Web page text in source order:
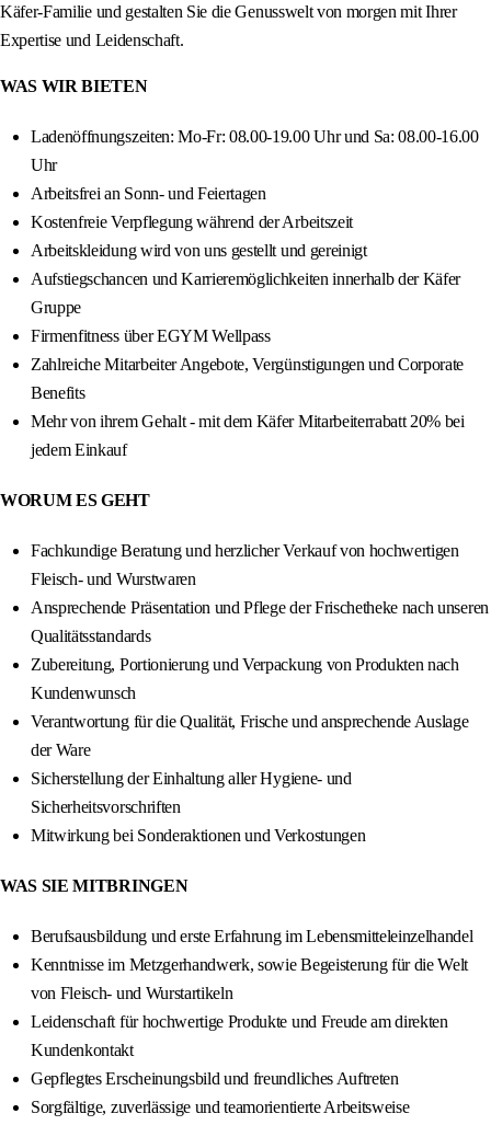
Käfer-Familie und gestalten Sie die Genusswelt von morgen mit Ihrer
Expertise und Leidenschaft.
WAS WIR BIETEN
Ladenöffnungszeiten: Mo-Fr: 08.00-19.00 Uhr und Sa: 08.00-16.00
Uhr
Arbeitsfrei an Sonn- und Feiertagen
Kostenfreie Verpflegung während der Arbeitszeit
Arbeitskleidung wird von uns gestellt und gereinigt
Aufstiegschancen und Karrieremöglichkeiten innerhalb der Käfer
Gruppe
Firmenfitness über EGYM Wellpass
Zahlreiche Mitarbeiter Angebote, Vergünstigungen und Corporate
Benefits
Mehr von ihrem Gehalt - mit dem Käfer Mitarbeiterrabatt 20% bei
jedem Einkauf
WORUM ES GEHT
Fachkundige Beratung und herzlicher Verkauf von hochwertigen
Fleisch- und Wurstwaren
Ansprechende Präsentation und Pflege der Frischetheke nach unseren
Qualitätsstandards
Zubereitung, Portionierung und Verpackung von Produkten nach
Kundenwunsch
Verantwortung für die Qualität, Frische und ansprechende Auslage
der Ware
Sicherstellung der Einhaltung aller Hygiene- und
Sicherheitsvorschriften
Mitwirkung bei Sonderaktionen und Verkostungen
WAS SIE MITBRINGEN
Berufsausbildung und erste Erfahrung im Lebensmitteleinzelhandel
Kenntnisse im Metzgerhandwerk, sowie Begeisterung für die Welt
von Fleisch- und Wurstartikeln
Leidenschaft für hochwertige Produkte und Freude am direkten
Kundenkontakt
Gepflegtes Erscheinungsbild und freundliches Auftreten
Sorgfältige, zuverlässige und teamorientierte Arbeitsweise